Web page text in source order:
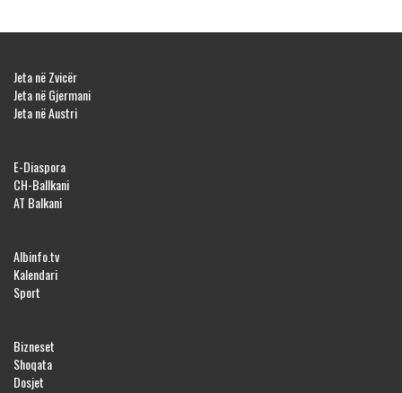
Jeta në Zvicër
Jeta në Gjermani
Jeta në Austri
E-Diaspora
CH-Ballkani
AT Balkani
Albinfo.tv
Kalendari
Sport
Bizneset
Shoqata
Dosjet